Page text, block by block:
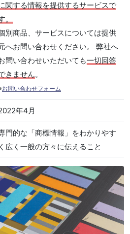
関する情報を提供するサービスで
。
別商品、サービスについては提供
へお問い合わせください。 弊社へ
問い合わせいただいても一切回答
きません。
お問い合わせフォーム
年4月
門的な「商標情報」をわかりやす
く広く一般の方々に伝えること